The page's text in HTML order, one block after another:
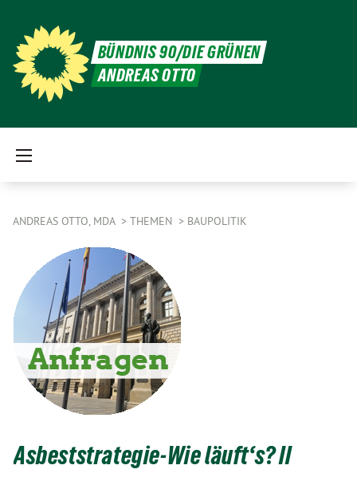
BÜNDNIS 90/DIE GRÜNEN
ANDREAS OTTO
ANDREAS OTTO, MDA THEMEN BAUPOLITIK
Asbeststrategie-Wie läuft‘s? II